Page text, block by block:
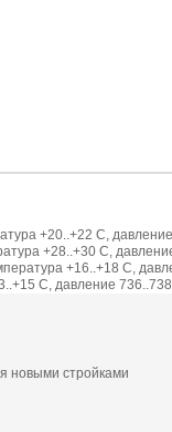
+20..+22 С,
+28..+30 С,
+16..+18 С,
С, давление
новыми стройками